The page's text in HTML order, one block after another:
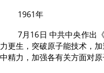
1961年
7月16日 中共中央作出
力更生，突破原子能技术，
中精力，加强各有关方面对